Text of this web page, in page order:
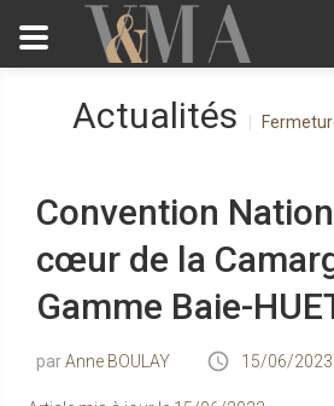
Actualités
Convention
cœur de la
Gamme Baie-
Anne BOULAY 15/06/2023